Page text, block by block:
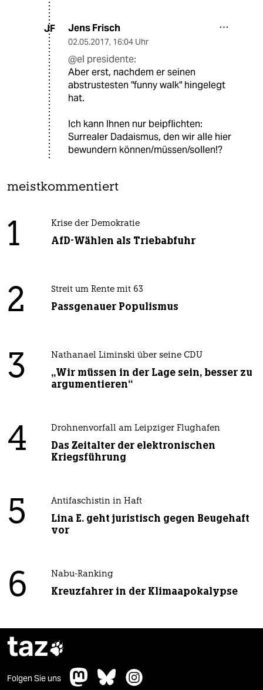
JF Jens Frisch
02.05.2017, 16:04 Uhr
@el presidente:
Aber erst, nachdem er seinen
abstrustesten "funny walk" hingelegt
hat.
Ich kann Ihnen nur beipflichten:
Surrealer Dadaismus, den wir alle hier
bewundern können/müssen/sollen!?
meistkommentiert
1 Krise der Demokratie
AfD-Wählen als Triebabfuhr
2 Streit um Rente mit 63
Passgenauer Populismus
3 Nathanael Liminski über seine CDU
„Wir müssen in der Lage sein, besser zu
argumentieren“
4 Drohnenvorfall am Leipziger Flughafen
Das Zeitalter der elektronischen
Kriegsführung
5 Antifaschistin in Haft
Lina E. geht juristisch gegen Beugehaft
vor
6 Nabu-Ranking
Kreuzfahrer in der Klimaapokalypse
taz
Folgen Sie uns